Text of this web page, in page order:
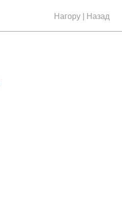
Нагору | Назад